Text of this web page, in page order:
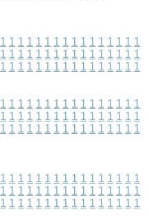
1 1 1 1 1 1 1 1 1 1 1 1 1 1 1 1
1 1 1 1 1 1 1 1 1 1 1 1 1 1 1 1
1 1 1 1 1 1 1 1 1 1 1 1 1 1 1 1
1 1 1 1 1 1 1 1 1 1 1 1 1 1 1 1
1 1 1 1 1 1 1 1 1 1 1 1 1 1 1 1
1 1 1 1 1 1 1 1 1 1 1 1 1 1 1 1
1 1 1 1 1 1 1 1 1 1 1 1 1 1 1 1
1 1 1 1 1 1 1 1 1 1 1 1 1 1 1 1
1 1 1 1 1 1 1 1 1 1 1 1 1 1 1 1